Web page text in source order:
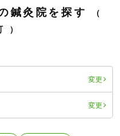
鍼灸院を探す
変更
変更